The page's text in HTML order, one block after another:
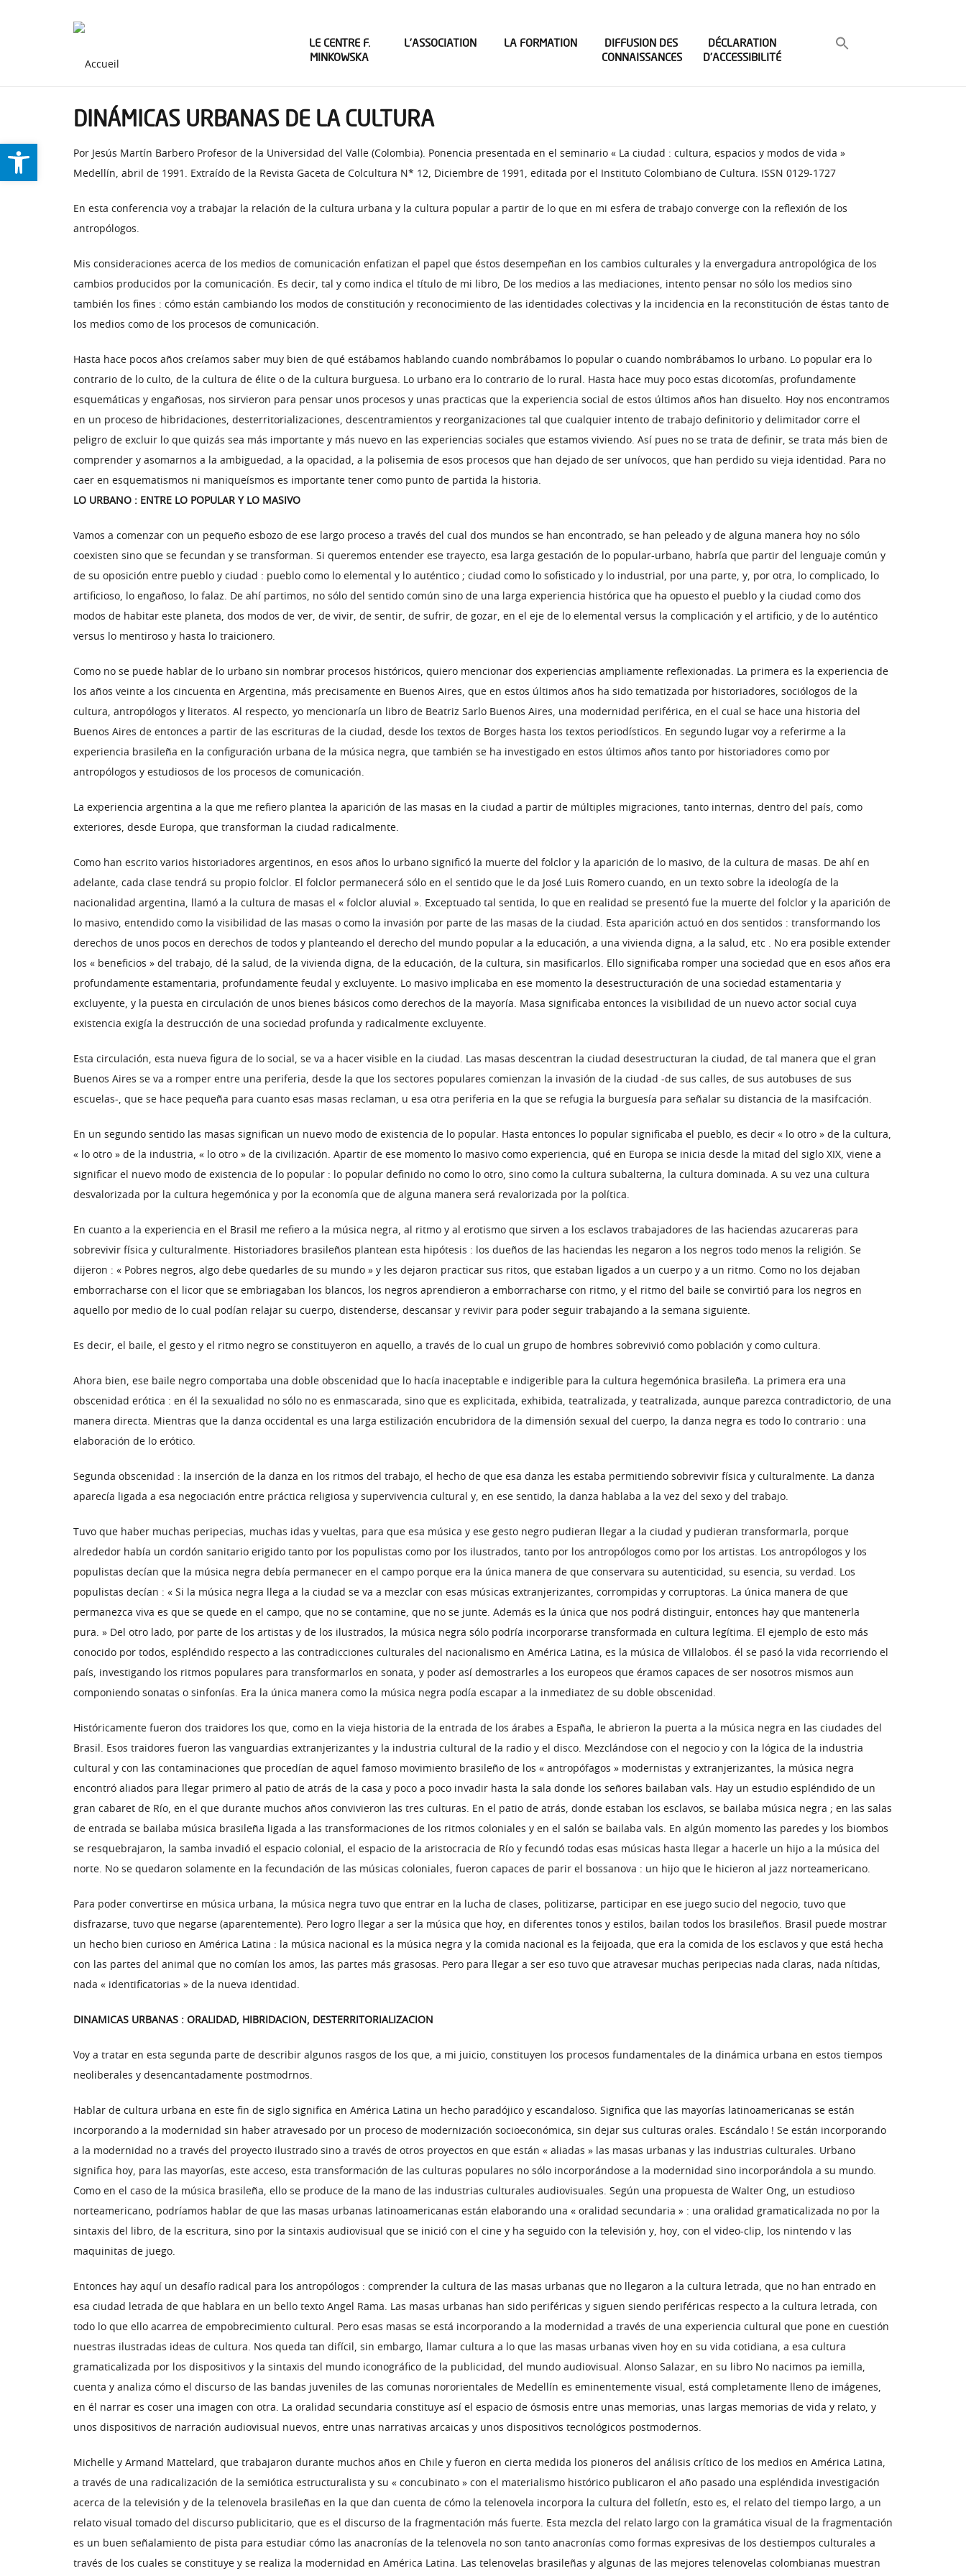
LE CENTRE F.
MINKOWSKA
L’ASSOCIATION LA FORMATION
DIFFUSION DES
CONNAISSANCES
DÉCLARATION
D’ACCESSIBILITÉ
DINÁMICAS URBANAS DE LA CULTURA
Por Jesús Martín Barbero Profesor de la Universidad del Valle (Colombia). Ponencia presentada en el seminario « La ciudad : cultura, espacios y modos de vida »
Medellín, abril de 1991. Extraído de la Revista Gaceta de Colcultura N* 12, Diciembre de 1991, editada por el Instituto Colombiano de Cultura. ISSN 0129-1727
En esta conferencia voy a trabajar la relación de la cultura urbana y la cultura popular a partir de lo que en mi esfera de trabajo converge con la reflexión de los
antropólogos.
Mis consideraciones acerca de los medios de comunicación enfatizan el papel que éstos desempeñan en los cambios culturales y la envergadura antropológica de los
cambios producidos por la comunicación. Es decir, tal y como indica el título de mi libro, De los medios a las mediaciones, intento pensar no sólo los medios sino
también los fines : cómo están cambiando los modos de constitución y reconocimiento de las identidades colectivas y la incidencia en la reconstitución de éstas tanto de
los medios como de los procesos de comunicación.
Hasta hace pocos años creíamos saber muy bien de qué estábamos hablando cuando nombrábamos lo popular o cuando nombrábamos lo urbano. Lo popular era lo
contrario de lo culto, de la cultura de élite o de la cultura burguesa. Lo urbano era lo contrario de lo rural. Hasta hace muy poco estas dicotomías, profundamente
esquemáticas y engañosas, nos sirvieron para pensar unos procesos y unas practicas que la experiencia social de estos últimos años han disuelto. Hoy nos encontramos
en un proceso de hibridaciones, desterritorializaciones, descentramientos y reorganizaciones tal que cualquier intento de trabajo definitorio y delimitador corre el
peligro de excluir lo que quizás sea más importante y más nuevo en las experiencias sociales que estamos viviendo. Así pues no se trata de definir, se trata más bien de
comprender y asomarnos a la ambiguedad, a la opacidad, a la polisemia de esos procesos que han dejado de ser unívocos, que han perdido su vieja identidad. Para no
caer en esquematismos ni maniqueísmos es importante tener como punto de partida la historia.
LO URBANO : ENTRE LO POPULAR Y LO MASIVO
Vamos a comenzar con un pequeño esbozo de ese largo proceso a través del cual dos mundos se han encontrado, se han peleado y de alguna manera hoy no sólo
coexisten sino que se fecundan y se transforman. Si queremos entender ese trayecto, esa larga gestación de lo popular-urbano, habría que partir del lenguaje común y
de su oposición entre pueblo y ciudad : pueblo como lo elemental y lo auténtico ; ciudad como lo sofisticado y lo industrial, por una parte, y, por otra, lo complicado, lo
artificioso, lo engañoso, lo falaz. De ahí partimos, no sólo del sentido común sino de una larga experiencia histórica que ha opuesto el pueblo y la ciudad como dos
modos de habitar este planeta, dos modos de ver, de vivir, de sentir, de sufrir, de gozar, en el eje de lo elemental versus la complicación y el artificio, y de lo auténtico
versus lo mentiroso y hasta lo traicionero.
Como no se puede hablar de lo urbano sin nombrar procesos históricos, quiero mencionar dos experiencias ampliamente reflexionadas. La primera es la experiencia de
los años veinte a los cincuenta en Argentina, más precisamente en Buenos Aires, que en estos últimos años ha sido tematizada por historiadores, sociólogos de la
cultura, antropólogos y literatos. Al respecto, yo mencionaría un libro de Beatriz Sarlo Buenos Aires, una modernidad periférica, en el cual se hace una historia del
Buenos Aires de entonces a partir de las escrituras de la ciudad, desde los textos de Borges hasta los textos periodísticos. En segundo lugar voy a referirme a la
experiencia brasileña en la configuración urbana de la música negra, que también se ha investigado en estos últimos años tanto por historiadores como por
antropólogos y estudiosos de los procesos de comunicación.
La experiencia argentina a la que me refiero plantea la aparición de las masas en la ciudad a partir de múltiples migraciones, tanto internas, dentro del país, como
exteriores, desde Europa, que transforman la ciudad radicalmente.
Como han escrito varios historiadores argentinos, en esos años lo urbano significó la muerte del folclor y la aparición de lo masivo, de la cultura de masas. De ahí en
adelante, cada clase tendrá su propio folclor. El folclor permanecerá sólo en el sentido que le da José Luis Romero cuando, en un texto sobre la ideología de la
nacionalidad argentina, llamó a la cultura de masas el « folclor aluvial ». Exceptuado tal sentida, lo que en realidad se presentó fue la muerte del folclor y la aparición de
lo masivo, entendido como la visibilidad de las masas o como la invasión por parte de las masas de la ciudad. Esta aparición actuó en dos sentidos : transformando los
derechos de unos pocos en derechos de todos y planteando el derecho del mundo popular a la educación, a una vivienda digna, a la salud, etc . No era posible extender
los « beneficios » del trabajo, dé la salud, de la vivienda digna, de la educación, de la cultura, sin masificarlos. Ello significaba romper una sociedad que en esos años era
profundamente estamentaria, profundamente feudal y excluyente. Lo masivo implicaba en ese momento la desestructuración de una sociedad estamentaria y
excluyente, y la puesta en circulación de unos bienes básicos como derechos de la mayoría. Masa significaba entonces la visibilidad de un nuevo actor social cuya
existencia exigía la destrucción de una sociedad profunda y radicalmente excluyente.
Esta circulación, esta nueva figura de lo social, se va a hacer visible en la ciudad. Las masas descentran la ciudad desestructuran la ciudad, de tal manera que el gran
Buenos Aires se va a romper entre una periferia, desde la que los sectores populares comienzan la invasión de la ciudad -de sus calles, de sus autobuses de sus
escuelas-, que se hace pequeña para cuanto esas masas reclaman, u esa otra periferia en la que se refugia la burguesía para señalar su distancia de la masifcación.
En un segundo sentido las masas significan un nuevo modo de existencia de lo popular. Hasta entonces lo popular significaba el pueblo, es decir « lo otro » de la cultura,
« lo otro » de la industria, « lo otro » de la civilización. Apartir de ese momento lo masivo como experiencia, qué en Europa se inicia desde la mitad del siglo XIX, viene a
significar el nuevo modo de existencia de lo popular : lo popular definido no como lo otro, sino como la cultura subalterna, la cultura dominada. A su vez una cultura
desvalorizada por la cultura hegemónica y por la economía que de alguna manera será revalorizada por la política.
En cuanto a la experiencia en el Brasil me refiero a la música negra, al ritmo y al erotismo que sirven a los esclavos trabajadores de las haciendas azucareras para
sobrevivir física y culturalmente. Historiadores brasileños plantean esta hipótesis : los dueños de las haciendas les negaron a los negros todo menos la religión. Se
dijeron : « Pobres negros, algo debe quedarles de su mundo » y les dejaron practicar sus ritos, que estaban ligados a un cuerpo y a un ritmo. Como no los dejaban
emborracharse con el licor que se embriagaban los blancos, los negros aprendieron a emborracharse con ritmo, y el ritmo del baile se convirtió para los negros en
aquello por medio de lo cual podían relajar su cuerpo, distenderse, descansar y revivir para poder seguir trabajando a la semana siguiente.
Es decir, el baile, el gesto y el ritmo negro se constituyeron en aquello, a través de lo cual un grupo de hombres sobrevivió como población y como cultura.
Ahora bien, ese baile negro comportaba una doble obscenidad que lo hacía inaceptable e indigerible para la cultura hegemónica brasileña. La primera era una
obscenidad erótica : en él la sexualidad no sólo no es enmascarada, sino que es explicitada, exhibida, teatralizada, y teatralizada, aunque parezca contradictorio, de una
manera directa. Mientras que la danza occidental es una larga estilización encubridora de la dimensión sexual del cuerpo, la danza negra es todo lo contrario : una
elaboración de lo erótico.
Segunda obscenidad : la inserción de la danza en los ritmos del trabajo, el hecho de que esa danza les estaba permitiendo sobrevivir física y culturalmente. La danza
aparecía ligada a esa negociación entre práctica religiosa y supervivencia cultural y, en ese sentido, la danza hablaba a la vez del sexo y del trabajo.
Tuvo que haber muchas peripecias, muchas idas y vueltas, para que esa música y ese gesto negro pudieran llegar a la ciudad y pudieran transformarla, porque
alrededor había un cordón sanitario erigido tanto por los populistas como por los ilustrados, tanto por los antropólogos como por los artistas. Los antropólogos y los
populistas decían que la música negra debía permanecer en el campo porque era la única manera de que conservara su autenticidad, su esencia, su verdad. Los
populistas decían : « Si la música negra llega a la ciudad se va a mezclar con esas músicas extranjerizantes, corrompidas y corruptoras. La única manera de que
permanezca viva es que se quede en el campo, que no se contamine, que no se junte. Además es la única que nos podrá distinguir, entonces hay que mantenerla
pura. » Del otro lado, por parte de los artistas y de los ilustrados, la música negra sólo podría incorporarse transformada en cultura legítima. El ejemplo de esto más
conocido por todos, espléndido respecto a las contradicciones culturales del nacionalismo en América Latina, es la música de Villalobos. él se pasó la vida recorriendo el
país, investigando los ritmos populares para transformarlos en sonata, y poder así demostrarles a los europeos que éramos capaces de ser nosotros mismos aun
componiendo sonatas o sinfonías. Era la única manera como la música negra podía escapar a la inmediatez de su doble obscenidad.
Históricamente fueron dos traidores los que, como en la vieja historia de la entrada de los árabes a España, le abrieron la puerta a la música negra en las ciudades del
Brasil. Esos traidores fueron las vanguardias extranjerizantes y la industria cultural de la radio y el disco. Mezclándose con el negocio y con la lógica de la industria
cultural y con las contaminaciones que procedían de aquel famoso movimiento brasileño de los « antropófagos » modernistas y extranjerizantes, la música negra
encontró aliados para llegar primero al patio de atrás de la casa y poco a poco invadir hasta la sala donde los señores bailaban vals. Hay un estudio espléndido de un
gran cabaret de Río, en el que durante muchos años convivieron las tres culturas. En el patio de atrás, donde estaban los esclavos, se bailaba música negra ; en las salas
de entrada se bailaba música brasileña ligada a las transformaciones de los ritmos coloniales y en el salón se bailaba vals. En algún momento las paredes y los biombos
se resquebrajaron, la samba invadió el espacio colonial, el espacio de la aristocracia de Río y fecundó todas esas músicas hasta llegar a hacerle un hijo a la música del
norte. No se quedaron solamente en la fecundación de las músicas coloniales, fueron capaces de parir el bossanova : un hijo que le hicieron al jazz norteamericano.
Para poder convertirse en música urbana, la música negra tuvo que entrar en la lucha de clases, politizarse, participar en ese juego sucio del negocio, tuvo que
disfrazarse, tuvo que negarse (aparentemente). Pero logro llegar a ser la música que hoy, en diferentes tonos y estilos, bailan todos los brasileños. Brasil puede mostrar
un hecho bien curioso en América Latina : la música nacional es la música negra y la comida nacional es la feijoada, que era la comida de los esclavos y que está hecha
con las partes del animal que no comían los amos, las partes más grasosas. Pero para llegar a ser eso tuvo que atravesar muchas peripecias nada claras, nada nítidas,
nada « identificatorias » de la nueva identidad.
DINAMICAS URBANAS : ORALIDAD, HIBRIDACION, DESTERRITORIALIZACION
Voy a tratar en esta segunda parte de describir algunos rasgos de los que, a mi juicio, constituyen los procesos fundamentales de la dinámica urbana en estos tiempos
neoliberales y desencantadamente postmodrnos.
Hablar de cultura urbana en este fin de siglo significa en América Latina un hecho paradójico y escandaloso. Significa que las mayorías latinoamericanas se están
incorporando a la modernidad sin haber atravesado por un proceso de modernización socioeconómica, sin dejar sus culturas orales. Escándalo ! Se están incorporando
a la modernidad no a través del proyecto ilustrado sino a través de otros proyectos en que están « aliadas » las masas urbanas y las industrias culturales. Urbano
significa hoy, para las mayorías, este acceso, esta transformación de las culturas populares no sólo incorporándose a la modernidad sino incorporándola a su mundo.
Como en el caso de la música brasileña, ello se produce de la mano de las industrias culturales audiovisuales. Según una propuesta de Walter Ong, un estudioso
norteamericano, podríamos hablar de que las masas urbanas latinoamericanas están elaborando una « oralidad secundaria » : una oralidad gramaticalizada no por la
sintaxis del libro, de la escritura, sino por la sintaxis audiovisual que se inició con el cine y ha seguido con la televisión y, hoy, con el video-clip, los nintendo v las
maquinitas de juego.
Entonces hay aquí un desafío radical para los antropólogos : comprender la cultura de las masas urbanas que no llegaron a la cultura letrada, que no han entrado en
esa ciudad letrada de que hablara en un bello texto Angel Rama. Las masas urbanas han sido periféricas y siguen siendo periféricas respecto a la cultura letrada, con
todo lo que ello acarrea de empobrecimiento cultural. Pero esas masas se está incorporando a la modernidad a través de una experiencia cultural que pone en cuestión
nuestras ilustradas ideas de cultura. Nos queda tan difícil, sin embargo, llamar cultura a lo que las masas urbanas viven hoy en su vida cotidiana, a esa cultura
gramaticalizada por los dispositivos y la sintaxis del mundo iconográfico de la publicidad, del mundo audiovisual. Alonso Salazar, en su libro No nacimos pa iemilla,
cuenta y analiza cómo el discurso de las bandas juveniles de las comunas nororientales de Medellín es eminentemente visual, está completamente lleno de imágenes,
en él narrar es coser una imagen con otra. La oralidad secundaria constituye así el espacio de ósmosis entre unas memorias, unas largas memorias de vida y relato, y
unos dispositivos de narración audiovisual nuevos, entre unas narrativas arcaicas y unos dispositivos tecnológicos postmodernos.
Michelle y Armand Mattelard, que trabajaron durante muchos años en Chile y fueron en cierta medida los pioneros del análisis crítico de los medios en América Latina,
a través de una radicalización de la semiótica estructuralista y su « concubinato » con el materialismo histórico publicaron el año pasado una espléndida investigación
acerca de la televisión y de la telenovela brasileñas en la que dan cuenta de cómo la telenovela incorpora la cultura del folletín, esto es, el relato del tiempo largo, a un
relato visual tomado del discurso publicitario, que es el discurso de la fragmentación más fuerte. Esta mezcla del relato largo con la gramática visual de la fragmentación
es un buen señalamiento de pista para estudiar cómo las anacronías de la telenovela no son tanto anacronías como formas expresivas de los destiempos culturales a
través de los cuales se constituye y se realiza la modernidad en América Latina. Las telenovelas brasileñas y algunas de las mejores telenovelas colombianas muestran
Ouvrir la barre d’outils